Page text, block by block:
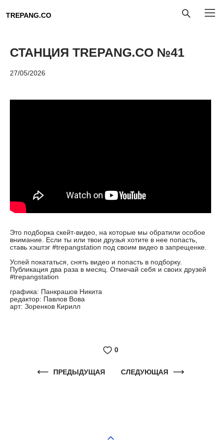
TREPANG.CO
27/05/2026
СТАНЦИЯ TREPANG.CO №41
Это подборка скейт-видео, на которые мы обратили особое
внимание. Если ты или твои друзья хотите в нее попасть,
ставь хэштэг #trepangstation под своим видео в запрещенке.
Успей покататься, снять видео и попасть в подборку.
Публикация два раза в месяц. Отмечай себя и своих друзей
#trepangstation
графика: Панкрашов Никита
редактор: Павлов Вова
арт: Зоренков Кирилл
0
ПРЕДЫДУЩАЯ СЛЕДУЮЩАЯ